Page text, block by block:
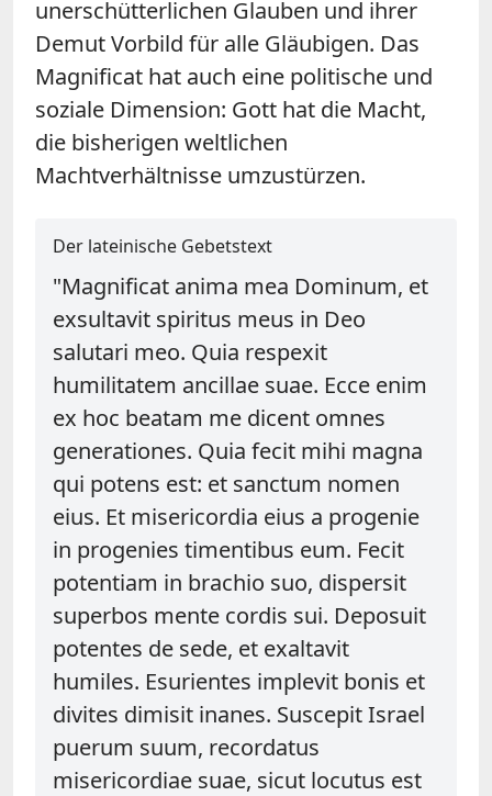
unerschütterlichen Glauben und ihrer
Demut Vorbild für alle Gläubigen. Das
Magnificat hat auch eine politische und
soziale Dimension: Gott hat die Macht,
die bisherigen weltlichen
Machtverhältnisse umzustürzen.
Der lateinische Gebetstext
"Magnificat anima mea Dominum, et
exsultavit spiritus meus in Deo
salutari meo. Quia respexit
humilitatem ancillae suae. Ecce enim
ex hoc beatam me dicent omnes
generationes. Quia fecit mihi magna
qui potens est: et sanctum nomen
eius. Et misericordia eius a progenie
in progenies timentibus eum. Fecit
potentiam in brachio suo, dispersit
superbos mente cordis sui. Deposuit
potentes de sede, et exaltavit
humiles. Esurientes implevit bonis et
divites dimisit inanes. Suscepit Israel
puerum suum, recordatus
misericordiae suae, sicut locutus est